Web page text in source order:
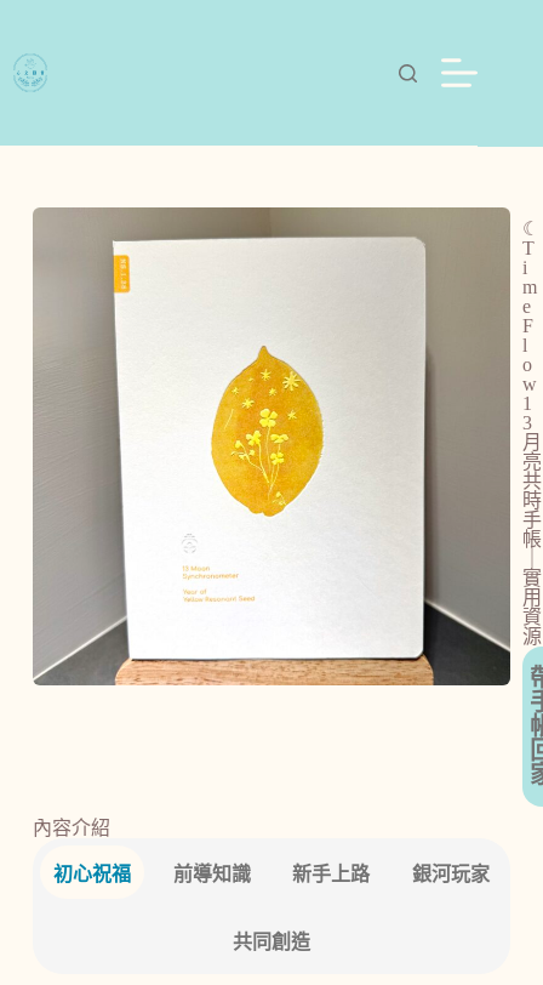
☾
T
i
m
e
F
l
o
w
1
3
月
亮
共
時
手
帳
實
用
資
源
內容介紹
初心祝福 前導知識 新手上路 銀河玩家
共同創造